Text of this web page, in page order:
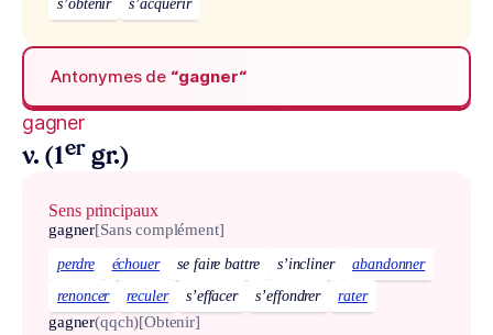
s’obtenir s’acquérir
Antonymes de “gagner“
gagner
v. (1er gr.)
Sens principaux
gagner[Sans complément]
perdre échouer se faire battre s’incliner
abandonner
renoncer
reculer s’effacer s’effondrer rater
gagner(qqch)[Obtenir]